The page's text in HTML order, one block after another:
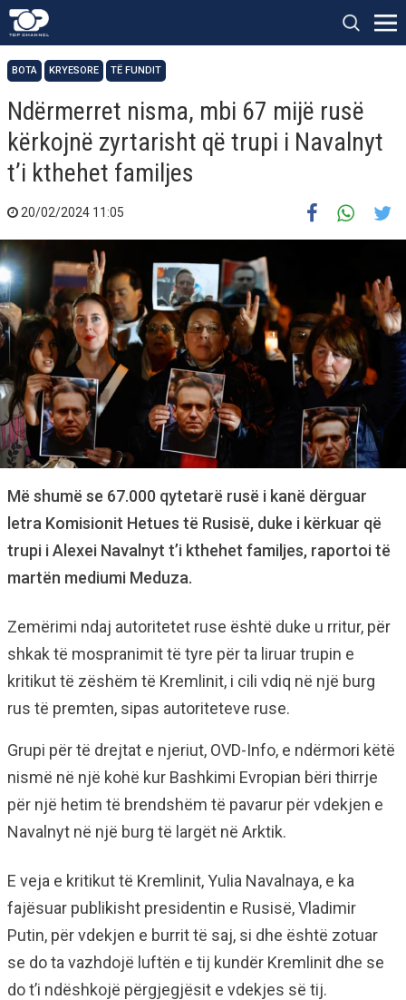
BOTA KRYESORE TË FUNDIT
Ndërmerret nisma, mbi 67 mijë rusë
kërkojnë zyrtarisht që trupi i Navalnyt
t’i kthehet familjes
20/02/2024 11:05
Më shumë se 67.000 qytetarë rusë i kanë dërguar
letra Komisionit Hetues të Rusisë, duke i kërkuar që
trupi i Alexei Navalnyt t’i kthehet familjes, raportoi të
martën mediumi Meduza.
Zemërimi ndaj autoritetet ruse është duke u rritur, për
shkak të mospranimit të tyre për ta liruar trupin e
kritikut të zëshëm të Kremlinit, i cili vdiq në një burg
rus të premten, sipas autoriteteve ruse.
Grupi për të drejtat e njeriut, OVD-Info, e ndërmori këtë
nismë në një kohë kur Bashkimi Evropian bëri thirrje
për një hetim të brendshëm të pavarur për vdekjen e
Navalnyt në një burg të largët në Arktik.
E veja e kritikut të Kremlinit, Yulia Navalnaya, e ka
fajësuar publikisht presidentin e Rusisë, Vladimir
Putin, për vdekjen e burrit të saj, si dhe është zotuar
se do ta vazhdojë luftën e tij kundër Kremlinit dhe se
do t’i ndëshkojë përgjegjësit e vdekjes së tij.